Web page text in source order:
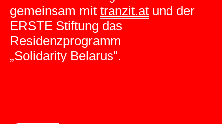
gemeinsam mit tranzit.at und der
ERSTE Stiftung das
Residenzprogramm
„Solidarity Belarus”.